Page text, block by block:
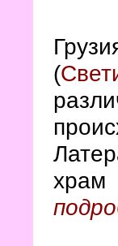
(
храм